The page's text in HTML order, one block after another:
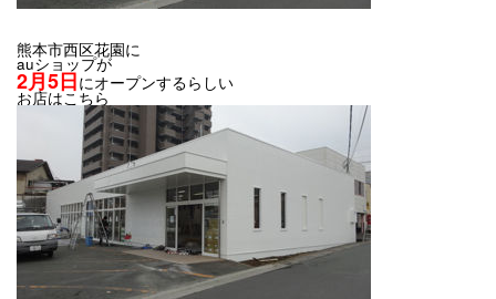
熊本市西区花園に
auショップが
2月5日にオープンするらしい
お店はこちら